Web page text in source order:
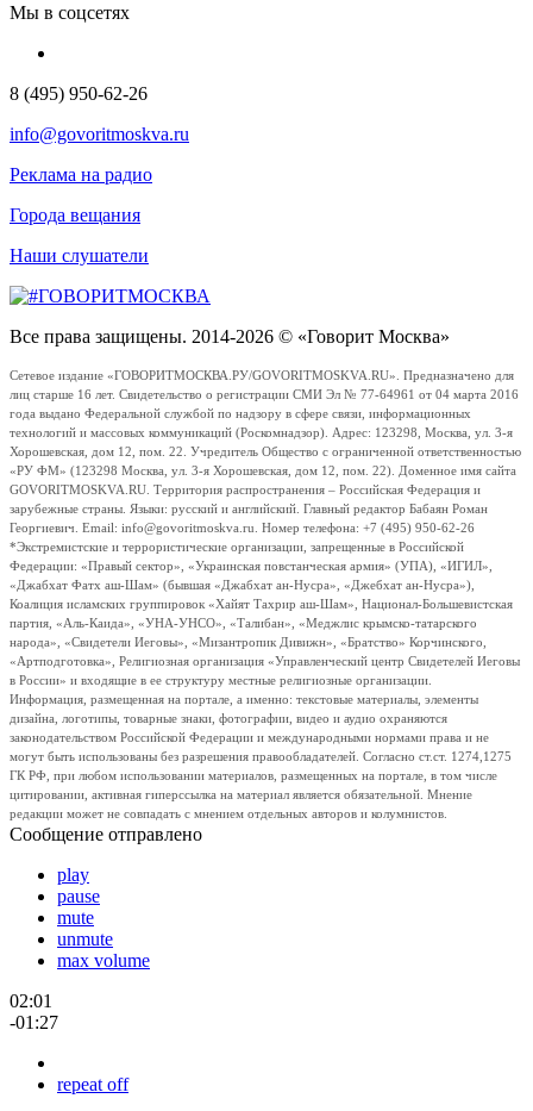
Мы в соцсетях
8 (495) 950-62-26
info@govoritmoskva.ru
Реклама на радио
Города вещания
Наши слушатели
Все права защищены. 2014-2026 © «Говорит Москва»
Сетевое издание «ГОВОРИТМОСКВА.РУ/GOVORITMOSKVA.RU». Предназначено для
лиц старше 16 лет. Свидетельство о регистрации СМИ Эл № 77-64961 от 04 марта 2016
года выдано Федеральной службой по надзору в сфере связи, информационных
технологий и массовых коммуникаций (Роскомнадзор). Адрес: 123298, Москва, ул. 3-я
Хорошевская, дом 12, пом. 22. Учредитель Общество с ограниченной ответственностью
«РУ ФМ» (123298 Москва, ул. 3-я Хорошевская, дом 12, пом. 22). Доменное имя сайта
GOVORITMOSKVA.RU. Территория распространения – Российская Федерация и
зарубежные страны. Языки: русский и английский. Главный редактор Бабаян Роман
Георгиевич. Email: info@govoritmoskva.ru. Номер телефона: +7 (495) 950-62-26
*Экстремистские и террористические организации, запрещенные в Российской
Федерации: «Правый сектор», «Украинская повстанческая армия» (УПА), «ИГИЛ»,
«Джабхат Фатх аш-Шам» (бывшая «Джабхат ан-Нусра», «Джебхат ан-Нусра»),
Коалиция исламских группировок «Хайят Тахрир аш-Шам», Национал-Большевистская
партия, «Аль-Каида», «УНА-УНСО», «Талибан», «Меджлис крымско-татарского
народа», «Свидетели Иеговы», «Мизантропик Дивижн», «Братство» Корчинского,
«Артподготовка», Религиозная организация «Управленческий центр Свидетелей Иеговы
в России» и входящие в ее структуру местные религиозные организации.
Информация, размещенная на портале, а именно: текстовые материалы, элементы
дизайна, логотипы, товарные знаки, фотографии, видео и аудио охраняются
законодательством Российской Федерации и международными нормами права и не
могут быть использованы без разрешения правообладателей. Согласно ст.ст. 1274,1275
ГК РФ, при любом использовании материалов, размещенных на портале, в том числе
цитировании, активная гиперссылка на материал является обязательной. Мнение
редакции может не совпадать с мнением отдельных авторов и колумнистов.
Сообщение отправлено
play
pause
mute
unmute
max volume
02:01
-01:27
repeat off